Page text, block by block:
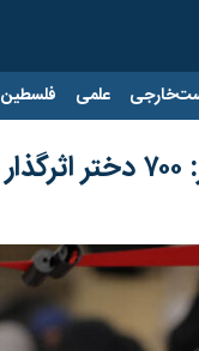
علمی فلسطین